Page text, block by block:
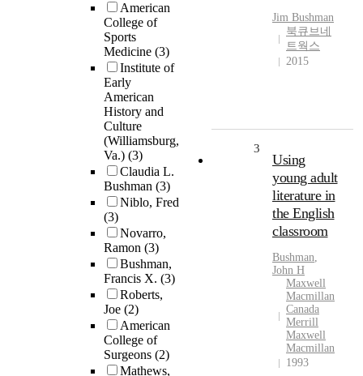
American
College of
Sports
Medicine (3)
Institute of
Early
American
History and
Culture
(Williamsburg,
Va.) (3)
Claudia L.
Bushman (3)
Niblo, Fred
(3)
Novarro,
Ramon (3)
Bushman,
Francis X. (3)
Roberts,
Joe (2)
American
College of
Surgeons (2)
Mathews,
Jim Bushman
북큐브네
트웍스
2015
3
Using
young adult
literature in
the English
classroom
Bushman,
John H
Maxwell
Macmillan
Canada
Merrill
Maxwell
Macmillan
1993